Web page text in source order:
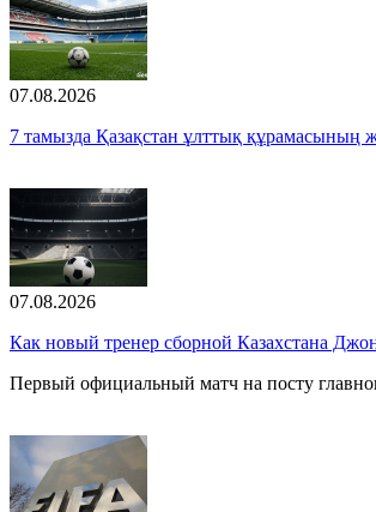
07.08.2026
7 тамызда Қазақстан ұлттық құрамасының
07.08.2026
Как новый тренер сборной Казахстана
Первый официальный матч на посту